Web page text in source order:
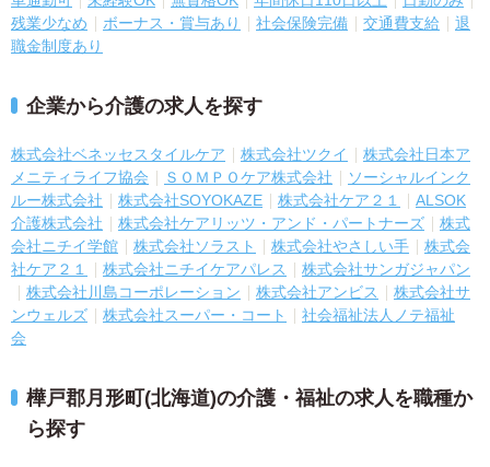
残業少なめ
ボーナス・賞与あり 社会保険完備 交通費支給
退
職金制度あり
企業から介護の求人を探す
株式会社ベネッセスタイルケア 株式会社ツクイ
株式会社日本ア
メニティライフ協会
ＳＯＭＰＯケア株式会社
ソーシャルインク
ルー株式会社
株式会社SOYOKAZE 株式会社ケア２１
ALSOK
介護株式会社
株式会社ケアリッツ・アンド・パートナーズ
株式
会社ニチイ学館
株式会社ソラスト 株式会社やさしい手
株式会
社ケア２１
株式会社ニチイケアパレス
株式会社サンガジャパン
株式会社川島コーポレーション
株式会社アンビス
株式会社サ
ンウェルズ
株式会社スーパー・コート
社会福祉法人ノテ福祉
会
樺戸郡月形町(北海道)の介護・福祉の求人を職種か
ら探す